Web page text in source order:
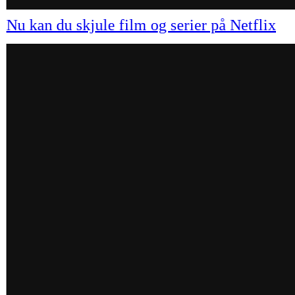
Nu kan du skjule film og serier på Netflix